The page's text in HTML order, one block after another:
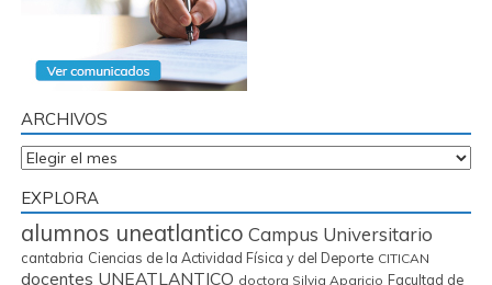
ARCHIVOS
Archivos
EXPLORA
alumnos uneatlantico Campus Universitario
cantabria Ciencias de la Actividad Física y del Deporte CITICAN
docentes UNEATLANTICO doctora Silvia Aparicio Facultad de